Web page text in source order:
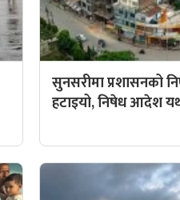
सुनसरीमा प्रशासनको
हटाइयो, निषेध आदेश